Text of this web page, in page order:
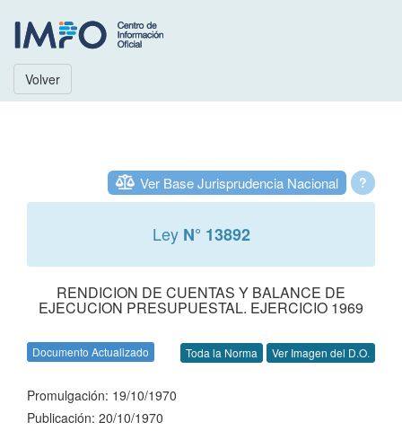
Volver
?
Ver Base Jurisprudencia Nacional
Ley N° 13892
RENDICION DE CUENTAS Y BALANCE DE
EJECUCION PRESUPUESTAL. EJERCICIO 1969
Documento Actualizado Toda la Norma Ver Imagen del D.O.
Promulgación: 19/10/1970
Publicación: 20/10/1970